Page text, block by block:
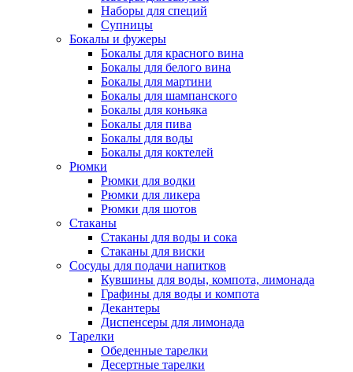
Наборы для специй
Супницы
Бокалы и фужеры
Бокалы для красного вина
Бокалы для белого вина
Бокалы для мартини
Бокалы для шампанского
Бокалы для коньяка
Бокалы для пива
Бокалы для воды
Бокалы для коктелей
Рюмки
Рюмки для водки
Рюмки для ликера
Рюмки для шотов
Стаканы
Стаканы для воды и сока
Стаканы для виски
Сосуды для подачи напитков
Кувшины для воды, компота, лимонада
Графины для воды и компота
Декантеры
Диспенсеры для лимонада
Тарелки
Обеденные тарелки
Десертные тарелки